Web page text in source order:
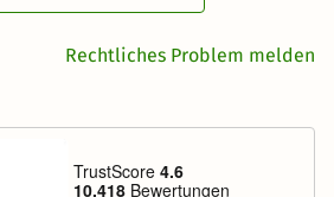
Rechtliches Problem melden